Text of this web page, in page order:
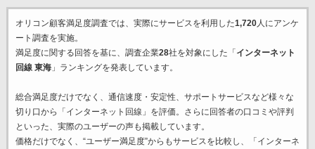
オリコン顧客満足度調査では、実際にサービスを利用した1,720人にアンケ
ート調査を実施。
満足度に関する回答を基に、調査企業28社を対象にした「 インターネット
回線 東海」ランキングを発表しています。
総合満足度だけでなく、通信速度・安定性、サポートサービスなど様々な
切り口から「インターネット回線」を評価。さらに回答者の口コミや評判
といった、実際のユーザーの声も掲載しています。
価格だけでなく、“ユーザー満足度”からもサービスを比較し、「インターネ